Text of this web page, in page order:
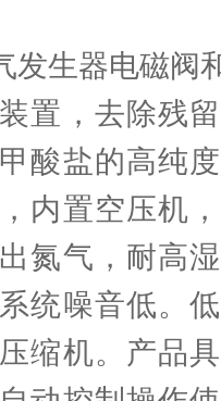
发生器电磁阀
置，去除残
酸盐的高纯
内置空压机
氮气，耐高
统噪音低。
缩机。产品